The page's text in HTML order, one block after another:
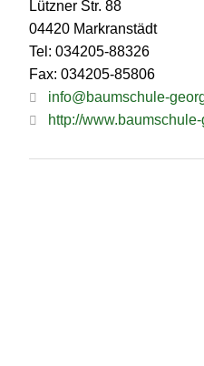
Lützner Str. 88
04420 Markranstädt
Tel: 034205-88326
Fax: 034205-85806
info@baumschule-
http://